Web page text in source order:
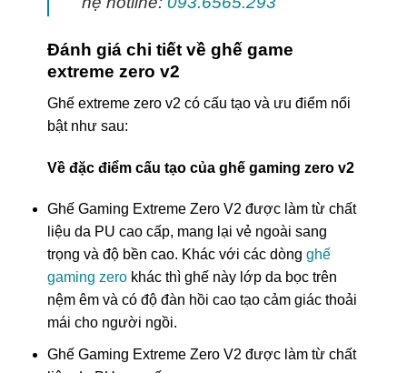
Đánh giá chi tiết về ghế game
extreme zero v2
Ghế extreme zero v2 có cấu tạo và ưu điểm nổi
bật như sau:
Về đặc điểm cấu tạo của ghế gaming zero v2
Ghế Gaming Extreme Zero V2 được làm từ chất
liệu da PU cao cấp, mang lại vẻ ngoài sang
trọng và độ bền cao. Khác với các dòng ghế
gaming zerokhác thì ghế này lớp da bọc trên
nệm êm và có độ đàn hồi cao tạo cảm giác thoải
mái cho người ngồi.
Ghế Gaming Extreme Zero V2 được làm từ chất